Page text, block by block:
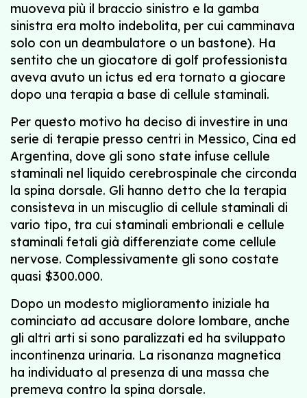
muoveva più il braccio sinistro e la gamba
sinistra era molto indebolita, per cui camminava
solo con un deambulatore o un bastone). Ha
sentito che un giocatore di golf professionista
aveva avuto un ictus ed era tornato a giocare
dopo una terapia a base di cellule staminali.
Per questo motivo ha deciso di investire in una
serie di terapie presso centri in Messico, Cina ed
Argentina, dove gli sono state infuse cellule
staminali nel liquido cerebrospinale che circonda
la spina dorsale. Gli hanno detto che la terapia
consisteva in un miscuglio di cellule staminali di
vario tipo, tra cui staminali embrionali e cellule
staminali fetali già differenziate come cellule
nervose. Complessivamente gli sono costate
quasi $300.000.
Dopo un modesto miglioramento iniziale ha
cominciato ad accusare dolore lombare, anche
gli altri arti si sono paralizzati ed ha sviluppato
incontinenza urinaria. La risonanza magnetica
ha individuato al presenza di una massa che
premeva contro la spina dorsale.